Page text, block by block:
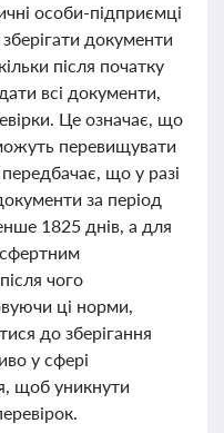
особи-підприємці
документи
після початку
всі документи,
Це означає, що
перевищувати
що у разі
за період
1825 днів, а для
чого
ці норми,
до зберігання
у сфері
щоб уникнути